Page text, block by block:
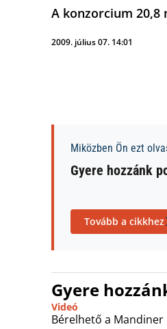
A konzorcium
2009. július 07. 14:01
Miközben Ön ezt
Gyere hozzánk
Tovább a cikkhez
Gyere
Videó
Bérelhető a